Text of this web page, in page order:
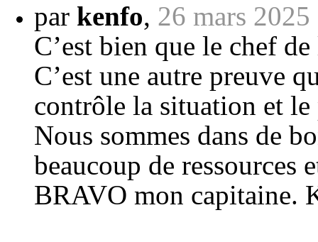
par kenfo, 26 mars
C’est bien que le chef
C’est une autre preuve
contrôle la situation et
Nous sommes dans de
beaucoup de ressources
BRAVO mon capitaine.